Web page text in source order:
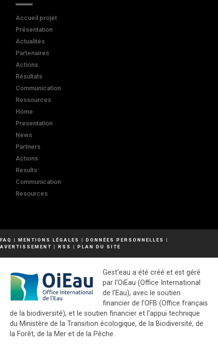
Accueil projet
Présentation
Actualités
Partenaires
Actions
Résultats
Communication
Ressources
Home
Presentation
News
Partners
Actions
Results
Communication
Resources
FAQ | MENTIONS LÉGALES | DONNÉES PERSONNELLES
|
AVERTISSEMENT | RSS | PLAN DU SITE
Gest'eau a été créé et est géré
par l'OiEau (Office International
de l'Eau), avec le soutien
financier de l'OFB (Office français
de la biodiversité), et le soutien financier et l'appui technique
du Ministère de la Transition écologique, de la Biodiversité, de
la Forêt, de la Mer et de la Pêche.